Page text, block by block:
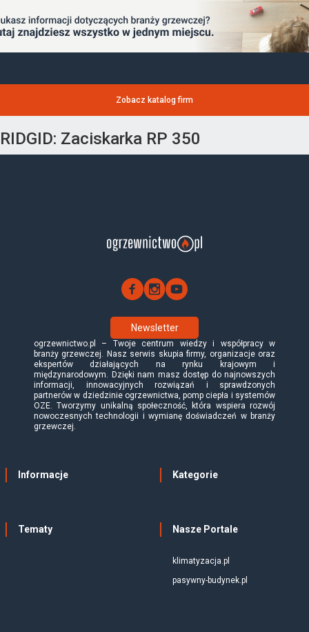
Zobacz katalog firm
RIDGID: Zaciskarka RP 350
Newsletter
ogrzewnictwo.pl – Twoje centrum wiedzy i współpracy w
branży grzewczej. Nasz serwis skupia firmy, organizacje oraz
ekspertów działających na rynku krajowym i
międzynarodowym. Dzięki nam masz dostęp do najnowszych
informacji, innowacyjnych rozwiązań i sprawdzonych
partnerów w dziedzinie ogrzewnictwa, pomp ciepła i systemów
OZE. Tworzymy unikalną społeczność, która wspiera rozwój
nowoczesnych technologii i wymianę doświadczeń w branży
grzewczej.
Informacje Kategorie
Tematy Nasze Portale
klimatyzacja.pl
pasywny-budynek.pl